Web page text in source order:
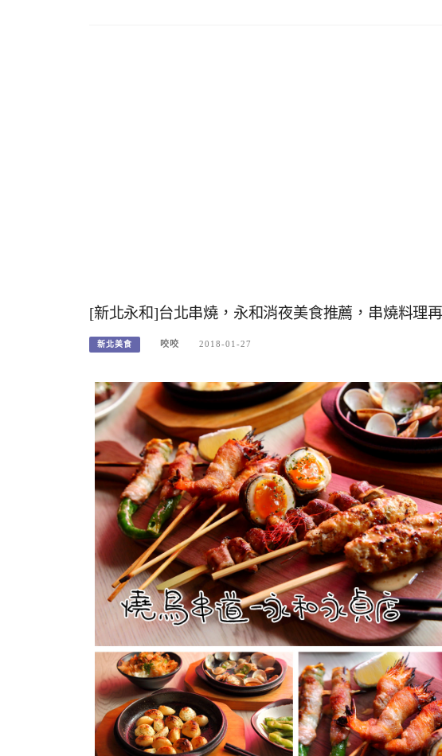
[新北永和]台北串燒，永和消夜美食推薦，串燒料理
新北美食 咬咬 2018-01-27